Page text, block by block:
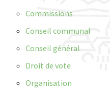
Commissions
Conseil communal
Conseil général
Droit de vote
Organisation